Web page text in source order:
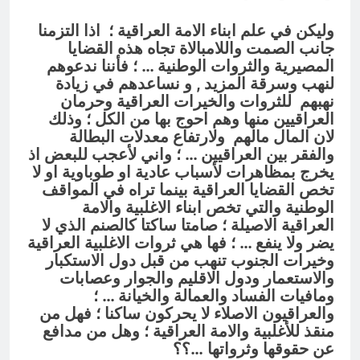
وليكن في علم ابناء الامة العراقية ؛ اذا التزمنا
جانب الصمت واللامبالاة تجاه هذه القضايا
المصيرية والثروات الوطنية … ؛ فأننا ندعوهم
لنهب وسرقة المزيد , و نساعدهم في زيادة
نهبهم للثروات والخيرات العراقية وحرمان
العراقيين منها وهم احوج بها من الكل ؛ وذلك
لان المال مالهم ولارتفاع معدلات البطالة
والفقر بين العراقيين … ؛ واني لأعجب للبعض اذ
يخرج بمظاهرات لأسباب عادية او طوباوية او لا
تخص القضايا العراقية بينما تراه في المواقف
الوطنية والتي تخص ابناء الاغلبية والامة
العراقية الاصيلة ؛ صامتا ساكتا كالصنم الذي لا
يضر ولا ينفع … ؛ فها هي ثروات الاغلبية العراقية
وخيرات الجنوب تنهب من قبل دول الاستكبار
والاستعمار ودول الاقليم والجوار وعصابات
ومافيات الفساد والعمالة والخيانة … ؛
والعراقيون الاصلاء لا يحركون ساكنا ؛ فهل من
منقذ للأغلبية والامة العراقية ؛ وهل من مدافع
عن حقوقها وثرواتها …؟؟